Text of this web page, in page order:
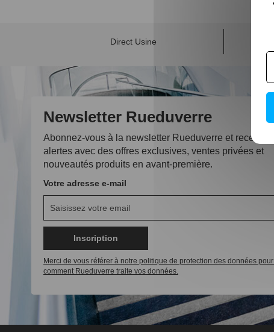
Direct Usine
Newsletter Rueduverre
Abonnez-vous à la newsletter Rueduverre et recevez
alertes avec des offres exclusives, ventes privées et
nouveautés produits en avant-première.
Votre adresse e-mail
Inscription
Merci de vous référer à notre politique de protection des données
comment Rueduverre traite vos données.